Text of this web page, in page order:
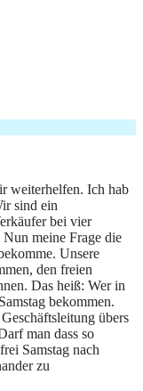
weiterhelfen. Ich hab
sind ein
bei vier
meine Frage die
Unsere
den freien
Das heiß: Wer in
bekommen.
übers
man dass so
Samstag nach
zu